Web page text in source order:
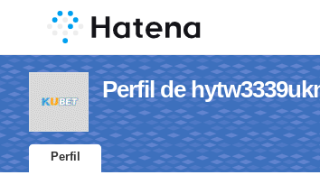
Perfil de
Perfil